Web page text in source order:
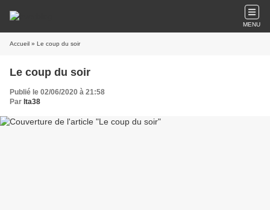
MENU
Accueil » Le coup du soir
Le coup du soir
Publié le 02/06/2020 à 21:58
Par lta38